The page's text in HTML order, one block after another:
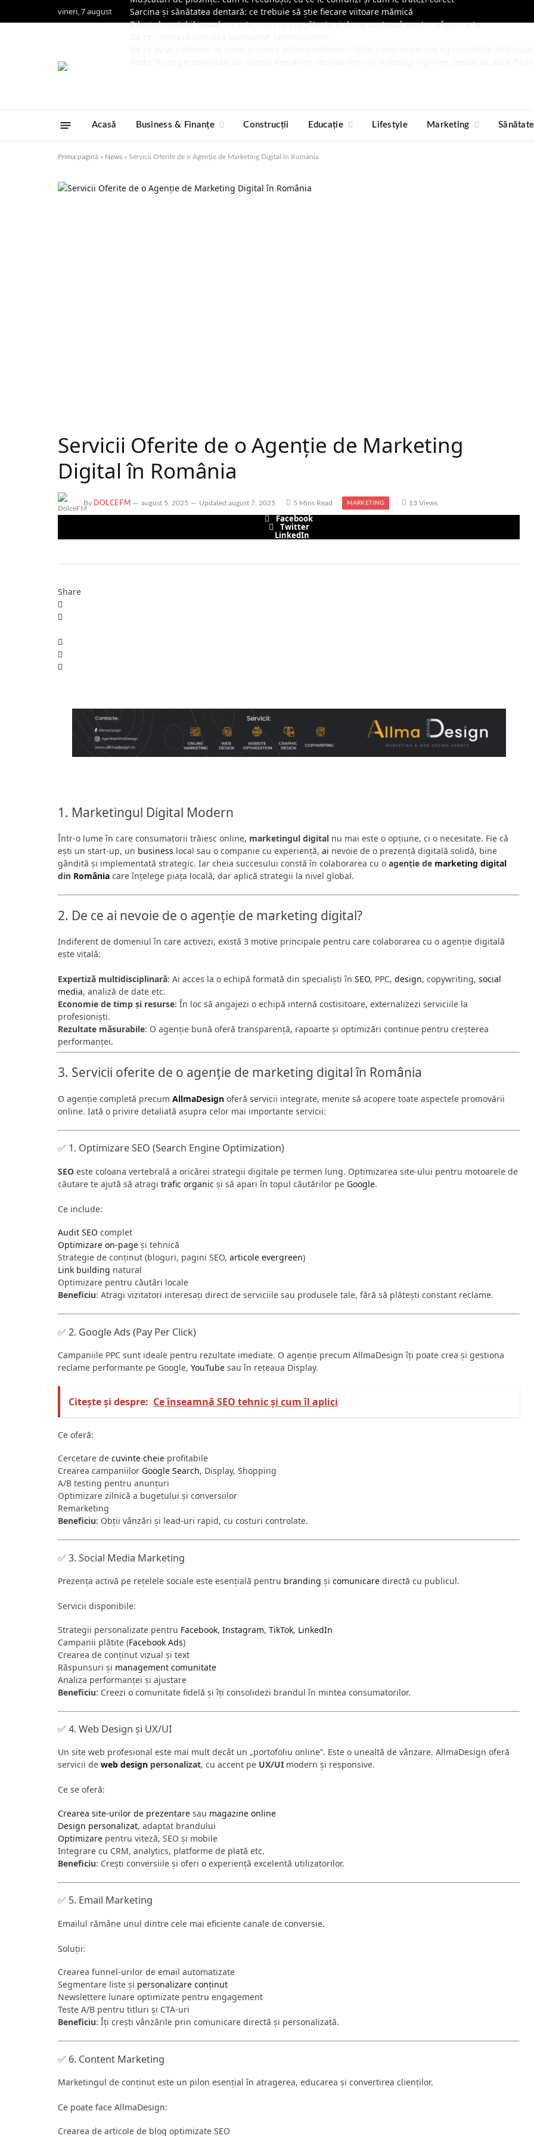
vineri, 7 august
Sarcina și sănătatea dentară: ce trebuie să știe fiecare viitoare mămică
Bilanțul contabil anual: ce este, cum se pregătește și de ce contează pentru afacerea ta
Acasă Business & Finanțe Construcții Educație Lifestyle Marketing Sănătate
Prima pagină » News » Servicii Oferite de o Agenție de Marketing Digital în România
Servicii Oferite de o Agenție de Marketing
Digital în România
By DOLCEFM august 5, 2025 Updated:august 7, 2025 5 Mins Read MARKETING 13 Views
Facebook
Twitter
LinkedIn
Share
1. Marketingul Digital Modern
Într-o lume în care consumatorii trăiesc online, marketingul digital nu mai este o opțiune, ci o necesitate. Fie că
ești un start-up, un business local sau o companie cu experiență, ai nevoie de o prezență digitală solidă, bine
gândită și implementată strategic. Iar cheia succesului constă în colaborarea cu o agenție de marketing digital
din România care înțelege piața locală, dar aplică strategii la nivel global.
2. De ce ai nevoie de o agenție de marketing digital?
Indiferent de domeniul în care activezi, există 3 motive principale pentru care colaborarea cu o agenție digitală
este vitală:
Expertiză multidisciplinară: Ai acces la o echipă formată din specialiști în SEO, PPC, design, copywriting, social
media, analiză de date etc.
Economie de timp și resurse: În loc să angajezi o echipă internă costisitoare, externalizezi serviciile la
profesioniști.
Rezultate măsurabile: O agenție bună oferă transparență, rapoarte și optimizări continue pentru creșterea
performanței.
3. Servicii oferite de o agenție de marketing digital în România
O agenție completă precum AllmaDesign oferă servicii integrate, menite să acopere toate aspectele promovării
online. Iată o privire detaliată asupra celor mai importante servicii:
✅ 1. Optimizare SEO (Search Engine Optimization)
SEO este coloana vertebrală a oricărei strategii digitale pe termen lung. Optimizarea site-ului pentru motoarele de
căutare te ajută să atragi trafic organic și să apari în topul căutărilor pe Google.
Ce include:
Audit SEO complet
Optimizare on-page și tehnică
Strategie de conținut (bloguri, pagini SEO, articole evergreen)
Link building natural
Optimizare pentru căutări locale
Beneficiu: Atragi vizitatori interesați direct de serviciile sau produsele tale, fără să plătești constant reclame.
✅ 2. Google Ads (Pay Per Click)
Campaniile PPC sunt ideale pentru rezultate imediate. O agenție precum AllmaDesign îți poate crea și gestiona
reclame performante pe Google, YouTube sau în rețeaua Display.
Citește și despre: Ce înseamnă SEO tehnic și cum îl aplici
Ce oferă:
Cercetare de cuvinte cheie profitabile
Crearea campaniilor Google Search, Display, Shopping
A/B testing pentru anunțuri
Optimizare zilnică a bugetului și conversiilor
Remarketing
Beneficiu: Obții vânzări și lead-uri rapid, cu costuri controlate.
✅ 3. Social Media Marketing
Prezența activă pe rețelele sociale este esențială pentru branding și comunicare directă cu publicul.
Servicii disponibile:
Strategii personalizate pentru Facebook, Instagram, TikTok, LinkedIn
Campanii plătite (Facebook Ads)
Crearea de conținut vizual și text
Răspunsuri și management comunitate
Analiza performanței și ajustare
Beneficiu: Creezi o comunitate fidelă și îți consolidezi brandul în mintea consumatorilor.
✅ 4. Web Design și UX/UI
Un site web profesional este mai mult decât un „portofoliu online”. Este o unealtă de vânzare. AllmaDesign oferă
servicii de web design personalizat, cu accent pe UX/UI modern și responsive.
Ce se oferă:
Crearea site-urilor de prezentare sau magazine online
Design personalizat, adaptat brandului
Optimizare pentru viteză, SEO și mobile
Integrare cu CRM, analytics, platforme de plată etc.
Beneficiu: Crești conversiile și oferi o experiență excelentă utilizatorilor.
✅ 5. Email Marketing
Emailul rămâne unul dintre cele mai eficiente canale de conversie.
Soluții:
Crearea funnel-urilor de email automatizate
Segmentare liste și personalizare conținut
Newslettere lunare optimizate pentru engagement
Teste A/B pentru titluri și CTA-uri
Beneficiu: Îți crești vânzările prin comunicare directă și personalizată.
✅ 6. Content Marketing
Marketingul de conținut este un pilon esențial în atragerea, educarea și convertirea clienților.
Ce poate face AllmaDesign:
Crearea de articole de blog optimizate SEO